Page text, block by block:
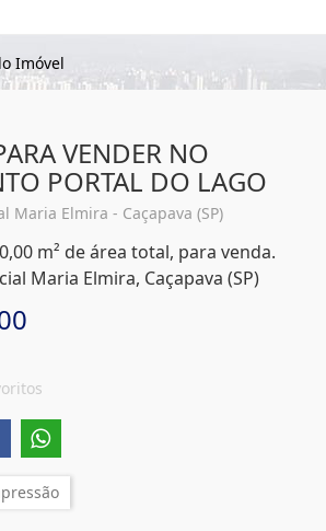
Imóvel
VENDER NO
PORTAL DO LAGO
Maria Elmira - Caçapava (SP)
m² de área total, para venda.
Maria Elmira, Caçapava (SP)